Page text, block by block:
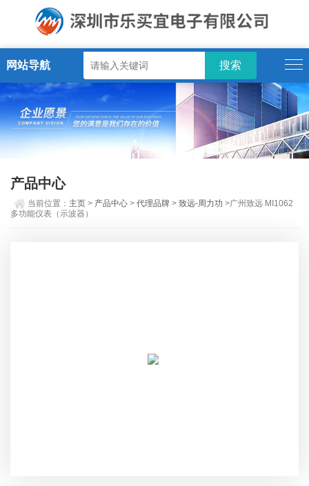
网站导航
产品中心
当前位置： 主页 > 产品中心 >代理品牌 >致远-周力功 >广州致远 MI1062
多功能仪表（示波器）